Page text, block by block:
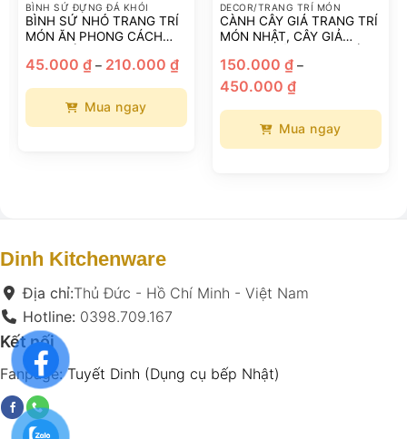
BÌNH SỨ ĐỰNG ĐÁ KHÓI
BÌNH SỨ NHỎ TRANG TRÍ
MÓN ĂN PHONG CÁCH
45.000 ₫ – 210.000 ₫Khoảng
giá:
45.000 ₫
210.000 ₫
Mua ngay
thể.
Các
tùy
có
thể
được
chọn
trên
trang
DECOR/TRANG TRÍ MÓN
CÀNH CÂY GIẢ TRANG TRÍ
MÓN NHẬT, CÂY GIẢ
SẢN
150.000 ₫ –
450.000 ₫Khoảng
giá:
đến
450.000 ₫
Mua ngay
Các
thể
được
Dinh Kitchenware
Địa chỉ:Thủ Đức - Hồ Chí Minh - Việt Nam
Hotline: 0398.709.167
Kết nối
Fanpage: Tuyết Dinh (Dụng cụ bếp Nhật)